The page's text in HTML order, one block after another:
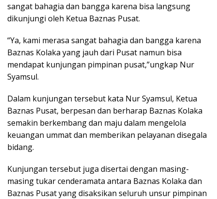
sangat bahagia dan bangga karena bisa langsung
dikunjungi oleh Ketua Baznas Pusat.
“Ya, kami merasa sangat bahagia dan bangga karena
Baznas Kolaka yang jauh dari Pusat namun bisa
mendapat kunjungan pimpinan pusat,”ungkap Nur
Syamsul.
Dalam kunjungan tersebut kata Nur Syamsul, Ketua
Baznas Pusat, berpesan dan berharap Baznas Kolaka
semakin berkembang dan maju dalam mengelola
keuangan ummat dan memberikan pelayanan disegala
bidang.
Kunjungan tersebut juga disertai dengan masing-
masing tukar cenderamata antara Baznas Kolaka dan
Baznas Pusat yang disaksikan seluruh unsur pimpinan